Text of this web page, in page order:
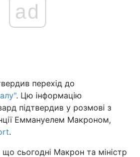
ad
перехід до
. Цю інформацію
підтвердив у розмові з
Еммануелем Макроном,
.
сьогодні Макрон та міністр